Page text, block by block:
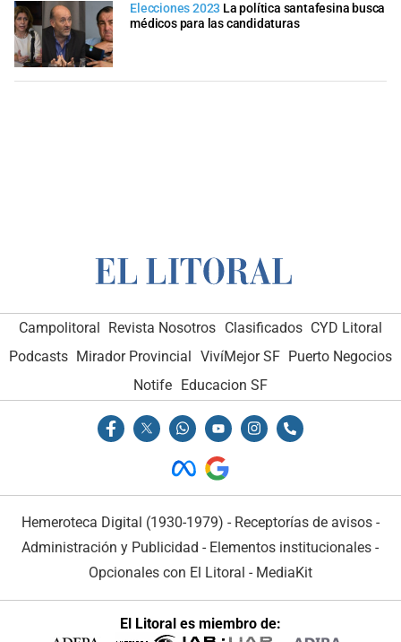
Elecciones 2023 La política santafesina busca
médicos para las candidaturas
Campolitoral Revista Nosotros Clasificados CYD Litoral
Podcasts Mirador Provincial VivíMejor SF Puerto Negocios
Notife Educacion SF
Hemeroteca Digital (1930-1979) - Receptorías de avisos -
Administración y Publicidad - Elementos institucionales -
Opcionales con El Litoral - MediaKit
El Litoral es miembro de: